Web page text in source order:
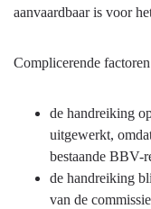
aanvaardbaar is voor
Complicerende
de handreiking
uitgewerkt,
bestaande BBV-
de handreiking
van de